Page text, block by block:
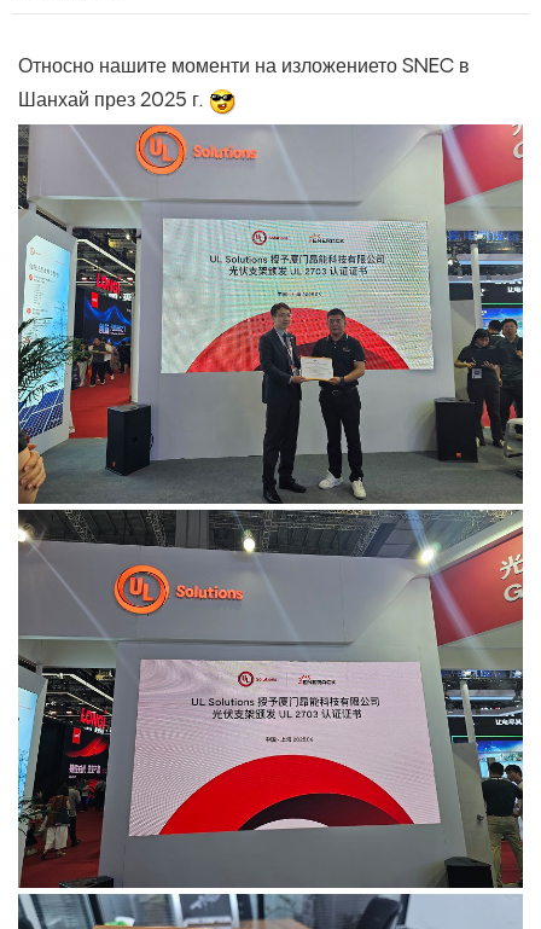
Относно нашите моменти на изложението SNEC в
Шанхай през 2025 г.